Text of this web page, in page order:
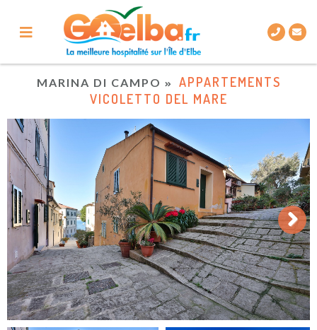
MARINA DI CAMPO
APPARTEMENTS
VICOLETTO DEL MARE
Next